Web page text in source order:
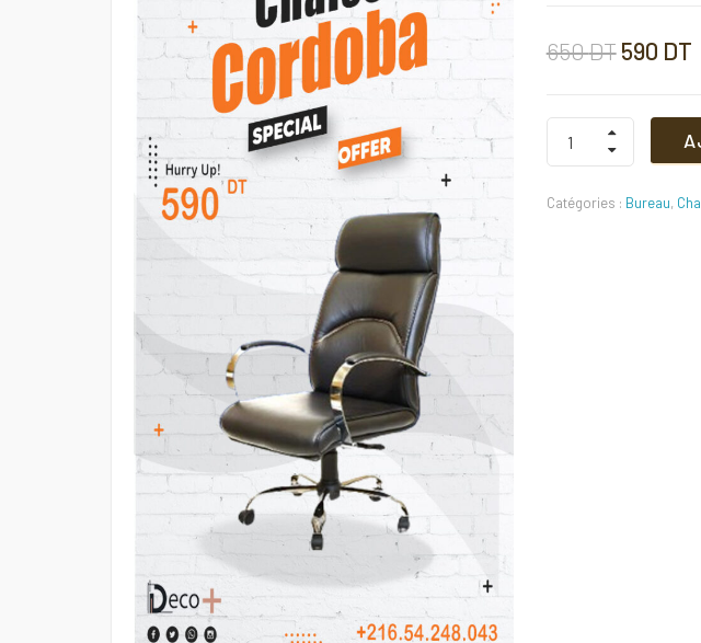
650DT Le
initial
était :
590 DT
Chaise
direction
Quantité
Catégories : Bureau,